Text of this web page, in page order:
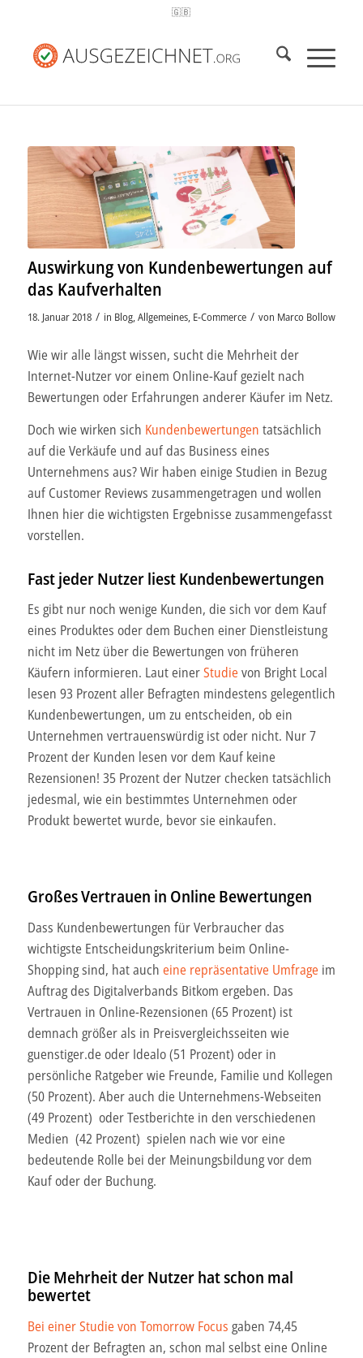
🇬🇧
Auswirkung von Kundenbewertungen auf
das Kaufverhalten
18. Januar 2018 / in Blog,Allgemeines, E-Commerce / von Marco Bollow
Wie wir alle längst wissen, sucht die Mehrheit der
Internet-Nutzer vor einem Online-Kauf gezielt nach
Bewertungen oder Erfahrungen anderer Käufer im Netz.
Doch wie wirken sich Kundenbewertungen tatsächlich
auf die Verkäufe und auf das Business eines
Unternehmens aus? Wir haben einige Studien in Bezug
auf Customer Reviews zusammengetragen und wollen
Ihnen hier die wichtigsten Ergebnisse zusammengefasst
vorstellen.
Fast jeder Nutzer liest Kundenbewertungen
Es gibt nur noch wenige Kunden, die sich vor dem Kauf
eines Produktes oder dem Buchen einer Dienstleistung
nicht im Netz über die Bewertungen von früheren
Käufern informieren. Laut einerStudie von Bright Local
lesen 93 Prozent aller Befragten mindestens gelegentlich
Kundenbewertungen, um zu entscheiden, ob ein
Unternehmen vertrauenswürdig ist oder nicht. Nur 7
Prozent der Kunden lesen vor dem Kauf keine
Rezensionen! 35 Prozent der Nutzer checken tatsächlich
jedesmal, wie ein bestimmtes Unternehmen oder
Produkt bewertet wurde, bevor sie einkaufen.
Großes Vertrauen in Online Bewertungen
Dass Kundenbewertungen für Verbraucher das
wichtigste Entscheidungskriterium beim Online-
Shopping sind, hat auch eine repräsentative Umfrage im
Auftrag des Digitalverbands Bitkom ergeben. Das
Vertrauen in Online-Rezensionen (65 Prozent) ist
demnach größer als in Preisvergleichsseiten wie
guenstiger.de oder Idealo (51 Prozent) oder in
persönliche Ratgeber wie Freunde, Familie und Kollegen
(50 Prozent). Aber auch die Unternehmens-Webseiten
(49 Prozent) oder Testberichte in den verschiedenen
Medien (42 Prozent) spielen nach wie vor eine
bedeutende Rolle bei der Meinungsbildung vor dem
Kauf oder der Buchung.
Die Mehrheit der Nutzer hat schon mal
bewertet
Bei einer Studie von Tomorrow Focus gaben 74,45
Prozent der Befragten an, schon mal selbst eine Online